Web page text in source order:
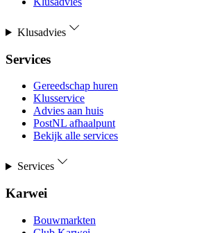
Klusadvies
Services
Gereedschap huren
Klusservice
Advies aan huis
PostNL afhaalpunt
Bekijk alle services
Services
Karwei
Bouwmarkten